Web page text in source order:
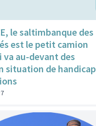
le saltimbanque des
est le petit camion
va au-devant des
situation de handicap
7